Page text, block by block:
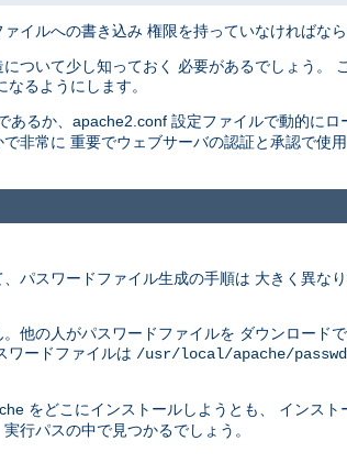
イルへの書き込み 権限を持っていなければなら
ついて少し知っておく 必要があるでしょう。
るようにします。
るか、apache2.conf 設定ファイルで動的にロ
非常に 重要でウェブサーバの認証と承認で使
パスワードファイル生成の手順は 大きく異な
他の人がパスワードファイルを ダウンロード
ワードファイルは /usr/local/apache/passwd
をどこにインストールしようとも、 インスト
行パスの中で見つかるでしょう。